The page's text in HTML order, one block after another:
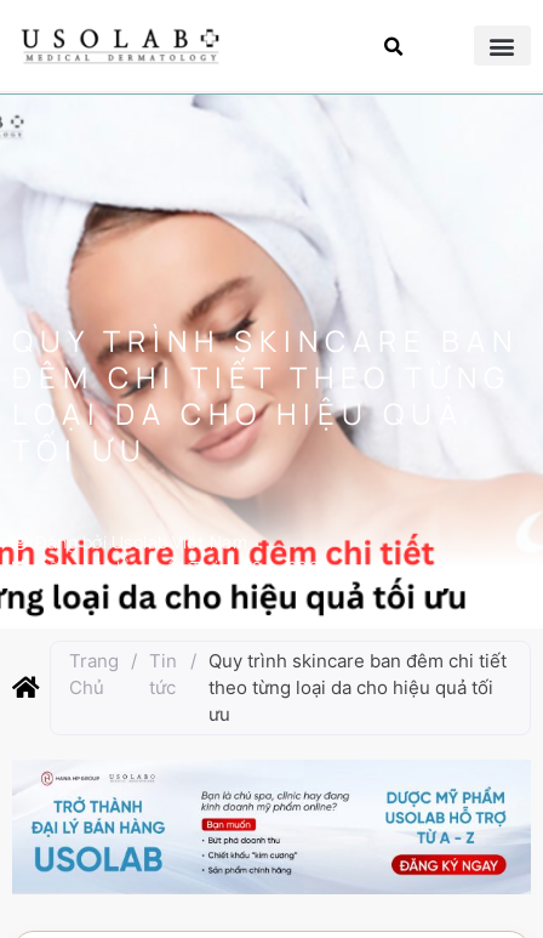
QUY TRÌNH SKINCARE BAN
ĐÊM CHI TIẾT THEO TỪNG
LOẠI DA CHO HIỆU QUẢ
TỐI ƯU
Đăng bởi Usolab Việt Nam
Cập nhật lần cuối:Tháng 12 4, 2025
Trang
Chủ
/ Tin
tức
/ Quy trình skincare ban đêm chi tiết
theo từng loại da cho hiệu quả tối
ưu